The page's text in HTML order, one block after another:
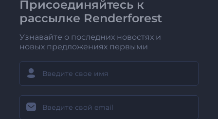
Присоединяйтесь к
рассылке Renderforest
Узнавайте о последних новостях и
новых предложениях первыми